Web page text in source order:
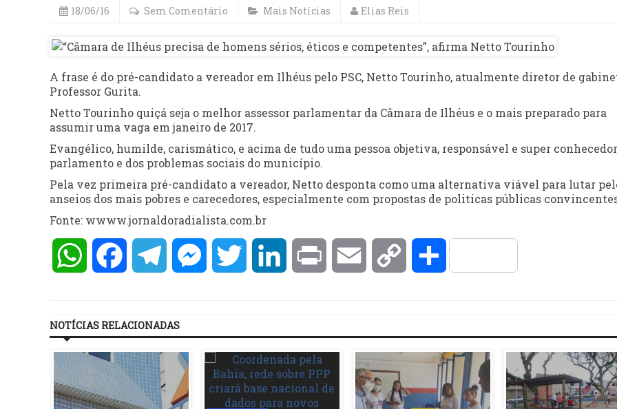
18/06/16 Sem Comentário Mais Notícias Elias Reis
A frase é do pré-candidato a vereador em Ilhéus pelo PSC, Netto Tourinho, atualmente diretor de
Professor Gurita.
Netto Tourinho quiçá seja o melhor assessor parlamentar da Câmara de Ilhéus e o mais preparado para
assumir uma vaga em janeiro de 2017.
Evangélico, humilde, carismático, e acima de tudo uma pessoa objetiva, responsável e super
parlamento e dos problemas sociais do município.
Pela vez primeira pré-candidato a vereador, Netto desponta como uma alternativa viável para lutar
anseios dos mais pobres e carecedores, especialmente com propostas de politicas públicas
Fonte: wwww.jornaldoradialista.com.br
WhatsAppFacebookTelegramMessengerTwitter LinkedInPrint Email Copy Compartilhar
NOTÍCIAS RELACIONADAS